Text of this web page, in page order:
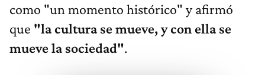
como "un momento histórico" y afirmó
que "la cultura se mueve, y con ella se
mueve la sociedad".